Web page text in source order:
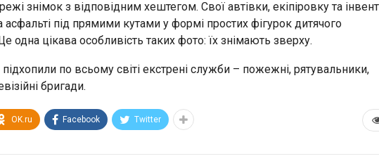
знімок з відповідним хештегом. Свої автівки, екіпіровку та
асфальті під прямими кутами у формі простих фігурок дитячого
одна цікава особливість таких фото: їх знімають зверху.
по всьому світі екстрені служби – пожежні, рятувальники,
бригади.
OK.ru Facebook Twitter